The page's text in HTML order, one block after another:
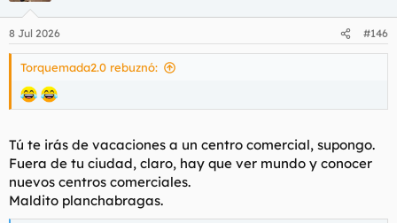
8 Jul 2026 #146
Torquemada2.0 rebuznó:
Tú te irás de vacaciones a un centro comercial, supongo.
Fuera de tu ciudad, claro, hay que ver mundo y conocer
nuevos centros comerciales.
Maldito planchabragas.